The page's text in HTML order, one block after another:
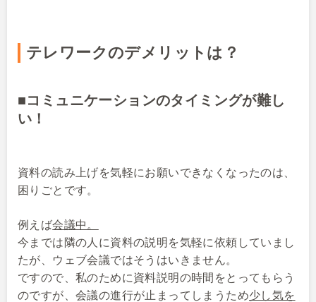
テレワークのデメリットは？
■コミュニケーションのタイミングが難し
い！
資料の読み上げを気軽にお願いできなくなったのは、
困りごとです。
例えば会議中。
今までは隣の人に資料の説明を気軽に依頼していまし
たが、ウェブ会議ではそうはいきません。
ですので、私のために資料説明の時間をとってもらう
のですが、会議の進行が止まってしまうため少し気を